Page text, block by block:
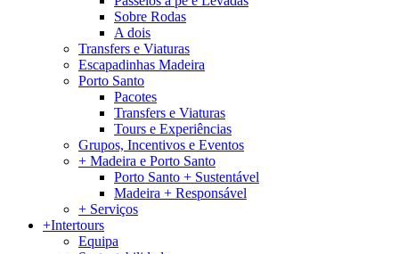
Sobre Rodas
A dois
Transfers e Viaturas
Escapadinhas Madeira
Porto Santo
Pacotes
Transfers e Viaturas
Tours e Experiências
Grupos, Incentivos e Eventos
+ Madeira e Porto Santo
Porto Santo + Sustentável
Madeira + Responsável
+ Serviços
+Intertours
Equipa